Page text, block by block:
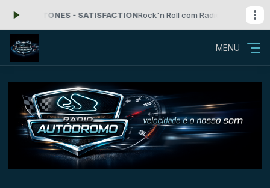
STONES - SATISFACTIONRock'n Roll com Radio Autodromo das
MENU